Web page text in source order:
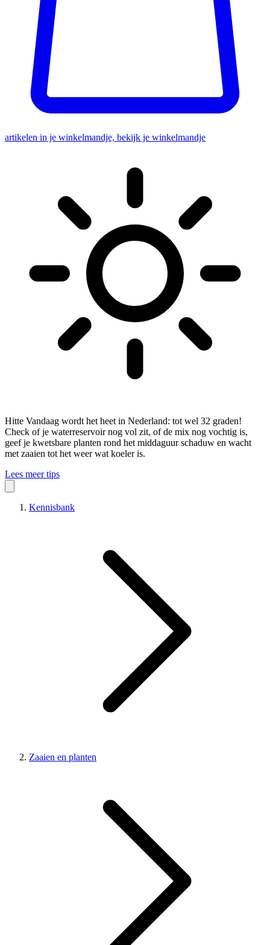
artikelen in je winkelmandje, bekijk je winkelmandje
Hitte Vandaag wordt het heet in Nederland: tot wel 32 graden!
Check of je waterreservoir nog vol zit, of de mix nog vochtig is,
geef je kwetsbare planten rond het middaguur schaduw en wacht
met zaaien tot het weer wat koeler is.
Lees meer tips
Kennisbank
Zaaien en planten